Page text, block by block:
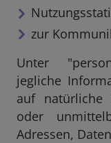
zur
Unter
jegliche
auf natürliche
oder
Adressen,